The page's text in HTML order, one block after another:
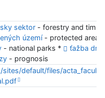
sektor- forestry and
území- protected areas
- national parks *
ťažba
- prognosis
default/files/